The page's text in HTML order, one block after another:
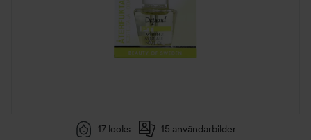
17 looks 15 användarbilder